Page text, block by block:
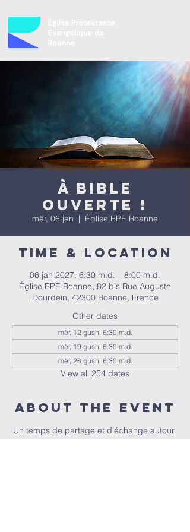
À bible
ouverte !
mër, 06 jan
  |
Église EPE Roanne
Time & Location
06 jan 2027, 6:30 m.d. – 8:00 m.d.
Église EPE Roanne, 82 bis Rue Auguste
Dourdein, 42300 Roanne, France
Other dates
mër, 12 gush, 6:30 m.d.
mër, 19 gush, 6:30 m.d.
mër, 26 gush, 6:30 m.d.
View all 254 dates
About the event
Un temps de partage et d’échange autour